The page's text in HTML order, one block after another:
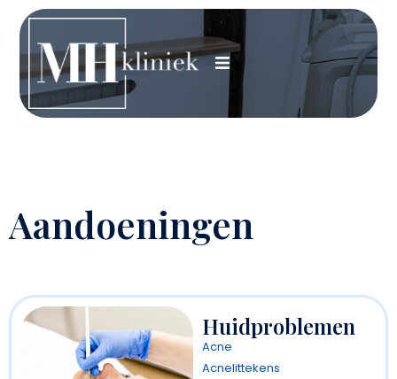
Aandoeningen
Huidproblemen
Acne
Acnelittekens